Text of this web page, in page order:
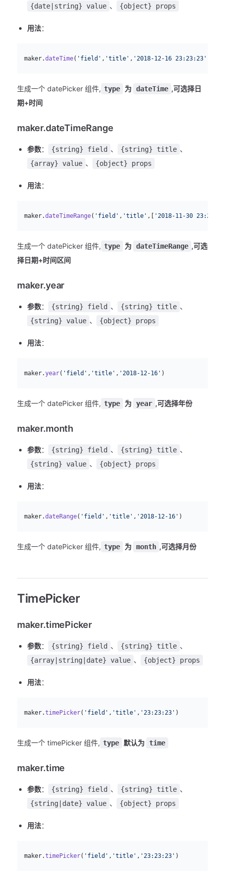
{date|string} value 、 {object} props
用法：
  maker.
dateTime( 'field' , 'title' , '2018-12-16 23:23:23'
生成一个 datePicker 组件, type 为 dateTime ,可选择日
期+时间
maker.dateTimeRange
参数： {string} field 、 {string} title 、
{array} value 、 {object} props
用法：
  maker.
dateTimeRange( 'field' , 'title' ,[ '2018-11-30
生成一个 datePicker 组件, type 为 dateTimeRange ,可选
择日期+时间区间
maker.year
参数： {string} field 、 {string} title 、
{string} value 、 {object} props
用法：
  maker.
year( 'field' , 'title' , '2018-12-16' )
生成一个 datePicker 组件, type 为 year ,可选择年份
maker.month
参数： {string} field 、 {string} title 、
{string} value 、 {object} props
用法：
  maker.
dateRange( 'field' , 'title' , '2018-12-16' )
生成一个 datePicker 组件, type 为 month ,可选择月份
TimePicker
maker.timePicker
参数： {string} field 、 {string} title 、
{array|string|date} value 、 {object} props
用法：
  maker.
timePicker( 'field' , 'title' , '23:23:23' )
生成一个 timePicker 组件, type 默认为 time
maker.time
参数： {string} field 、 {string} title 、
{string|date} value 、 {object} props
用法：
  maker.
timePicker( 'field' , 'title' , '23:23:23' )